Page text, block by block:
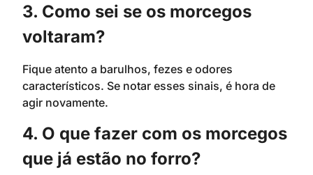
3. Como sei se os morcegos
voltaram?
Fique atento a barulhos, fezes e odores
característicos. Se notar esses sinais, é hora de
agir novamente.
4. O que fazer com os morcegos
que já estão no forro?